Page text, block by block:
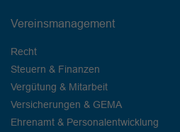
Vereinsmanagement
Recht
Steuern & Finanzen
Vergütung & Mitarbeit
Versicherungen & GEMA
Ehrenamt & Personalentwicklung